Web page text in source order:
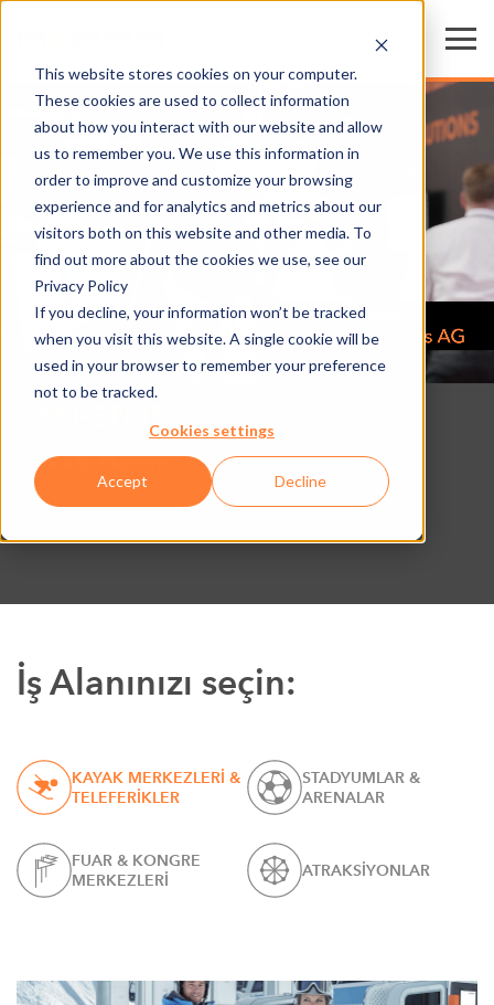
This website stores cookies on your computer.
These cookies are used to collect information
about how you interact with our website and allow
us to remember you. We use this information in
order to improve and customize your browsing
experience and for analytics and metrics about our
visitors both on this website and other media. To
find out more about the cookies we use, see our
Privacy Policy
If you decline, your information won’t be tracked
when you visit this website. A single cookie will be
used in your browser to remember your preference
not to be tracked.
Cookies settings
Accept Decline
Axess İş Alanları
İş Alanınızı seçin:
KAYAK MERKEZLERİ &
TELEFERİKLER
STADYUMLAR &
ARENALAR
FUAR & KONGRE
MERKEZLERİ
ATRAKSİYONLAR